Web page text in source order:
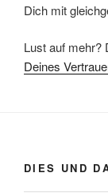
Dich mit
Lust auf mehr?
Deines
DIES UND